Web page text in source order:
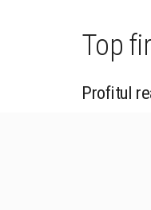
Top
Profitul